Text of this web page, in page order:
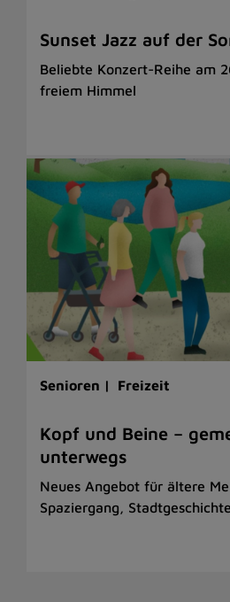
Sunset Jazz auf der
Beliebte Konzert-Reihe am
freiem Himmel
Senioren | Freizeit
Kopf und Beine –
unterwegs
Neues Angebot für ältere
Spaziergang,